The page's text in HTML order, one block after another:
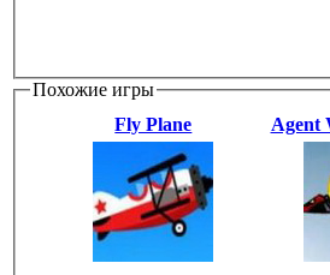
Похожие игры
Fly Plane
Agent